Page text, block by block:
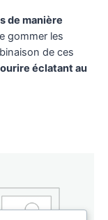
de manière
gommer les
de ces
éclatant au